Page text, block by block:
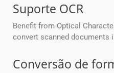
Suporte OCR
Benefit from Optical
convert scanned documents
Conversão de